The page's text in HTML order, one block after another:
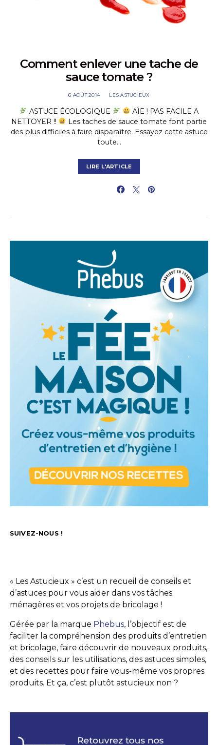
Comment enlever une tache de
sauce tomate ?
6 AOÛT 2014 LES ASTUCIEUX
ASTUCE ÉCOLOGIQUE
AÏE ! PAS FACILE A
NETTOYER !!
Les taches de sauce tomate font partie
des plus difficiles à faire disparaître. Essayez cette astuce
toute…
LIRE L'ARTICLE
SUIVEZ-NOUS !
« Les Astucieux » c’est un recueil de conseils et
d’astuces pour vous aider dans vos tâches
ménagères et vos projets de bricolage !
Gérée par la marque Phebus, l’objectif est de
faciliter la compréhension des produits d’entretien
et bricolage, faire découvrir de nouveaux produits,
des conseils sur les utilisations, des astuces simples,
et des recettes pour faire vous-même vos propres
produits. Et ça, c’est plutôt astucieux non ?